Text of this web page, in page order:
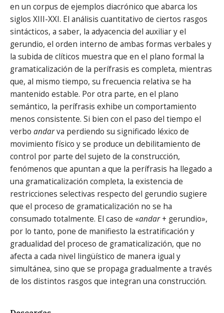
en un corpus de ejemplos diacrónico que abarca los
siglos XIII-XXI. El análisis cuantitativo de ciertos rasgos
sintácticos, a saber, la adyacencia del auxiliar y el
gerundio, el orden interno de ambas formas verbales y
la subida de clíticos muestra que en el plano formal la
gramaticalización de la perífrasis es completa, mientras
que, al mismo tiempo, su frecuencia relativa se ha
mantenido estable. Por otra parte, en el plano
semántico, la perífrasis exhibe un comportamiento
menos consistente. Si bien con el paso del tiempo el
verbo andarva perdiendo su significado léxico de
movimiento físico y se produce un debilitamiento de
control por parte del sujeto de la construcción,
fenómenos que apuntan a que la perífrasis ha llegado a
una gramaticalización completa, la existencia de
restricciones selectivas respecto del gerundio sugiere
que el proceso de gramaticalización no se ha
consumado totalmente. El caso de «andar+ gerundio»,
por lo tanto, pone de manifiesto la estratificación y
gradualidad del proceso de gramaticalización, que no
afecta a cada nivel lingüístico de manera igual y
simultánea, sino que se propaga gradualmente a través
de los distintos rasgos que integran una construcción.